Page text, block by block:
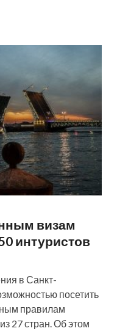
визам
интуристов
в Санкт-
посетить
правилам
27 стран. Об этом